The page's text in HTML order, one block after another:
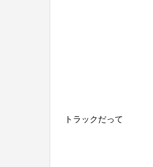
トラックだって